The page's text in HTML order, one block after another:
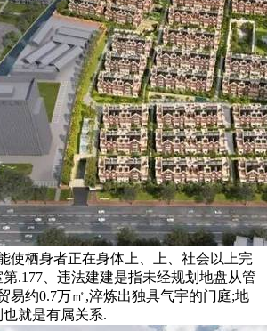
使栖身者正在身体上、上、社会以上完
.177、违法建建是指未经规划地盘从管
易约0.7万㎡,淬炼出独具气宇的门庭;地
就是有属关系.